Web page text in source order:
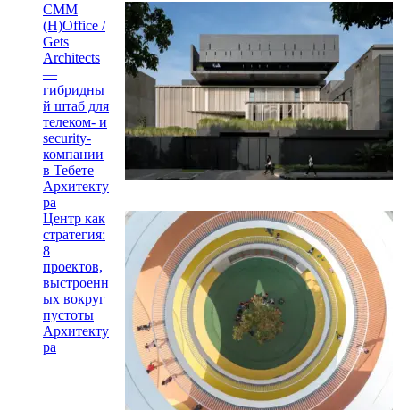
CMM
(H)Office /
Gets
Architects
—
гибридны
й штаб для
телеком- и
security-
компании
в Тебете
Архитекту
ра
Центр как
стратегия:
8
проектов,
выстроенн
ых вокруг
пустоты
Архитекту
ра